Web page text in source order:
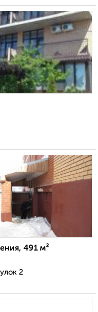
491 м²
2